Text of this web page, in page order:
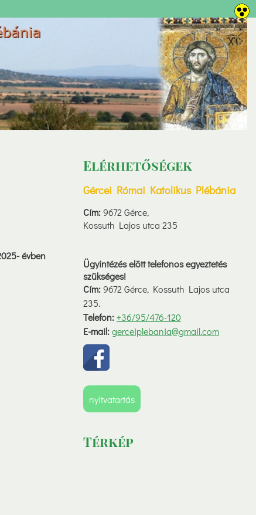
Elérhetőségek
Gércei Római Katolikus Plébánia
Cím:9672 Gérce,
Kossuth Lajos utca 235
Ügyintézés elött telefonos egyeztetés
szükséges!
Cím:9672 Gérce, Kossuth Lajos utca
235.
Telefon:+36/95/476-120
E-mail:gerceiplebania@gmail.com
nyitvatartás
Térkép
évben